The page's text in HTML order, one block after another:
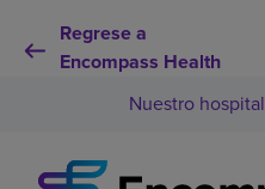
Regrese a
Encompass Health
Nuestro hospital